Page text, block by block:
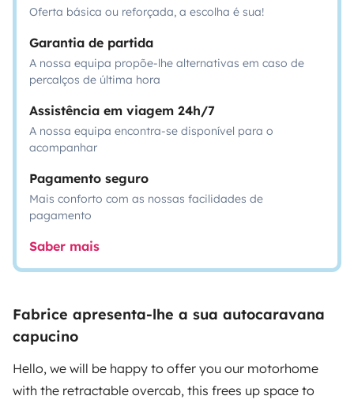
Oferta básica ou reforçada, a escolha é sua!
Garantia de partida
A nossa equipa propõe-lhe alternativas em caso de
percalços de última hora
Assistência em viagem 24h/7
A nossa equipa encontra-se disponível para o
acompanhar
Pagamento seguro
Mais conforto com as nossas facilidades de
pagamento
Saber mais
Fabrice apresenta-lhe a sua autocaravana
capucino
Hello, we will be happy to offer you our motorhome
with the retractable overcab, this frees up space to